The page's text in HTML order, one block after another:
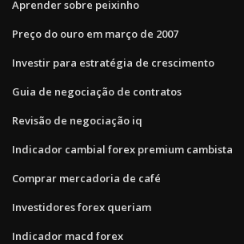
Aprender sobre peixinho
Preço do ouro em março de 2007
Investir para estratégia de crescimento
Guia de negociação de contratos
Revisão de negociação iq
Indicador cambial forex premium cambista
Comprar mercadoria de café
Investidores forex queriam
Indicador macd forex